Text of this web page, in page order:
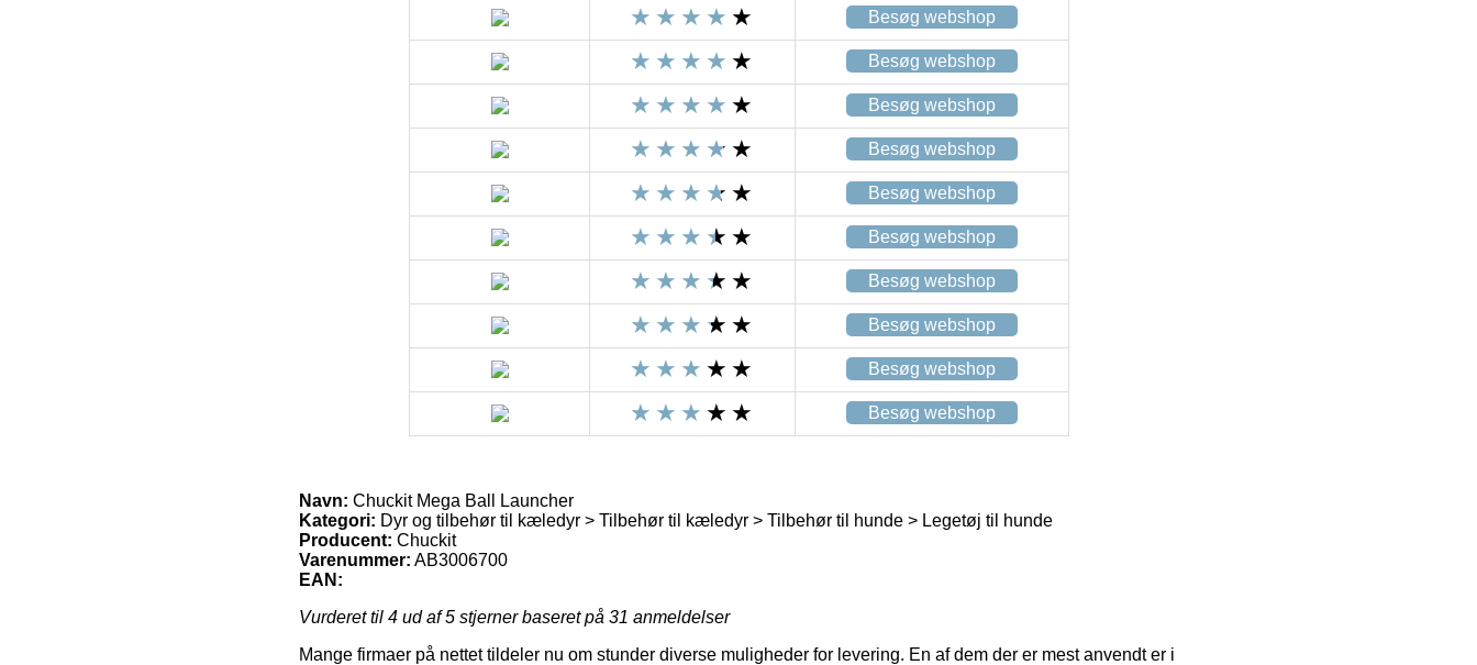
Besøg webshop
Besøg webshop
Besøg webshop
Besøg webshop
Besøg webshop
Besøg webshop
Besøg webshop
Besøg webshop
Besøg webshop
Besøg webshop
Navn: Chuckit Mega Ball Launcher
Kategori: Dyr og tilbehør til kæledyr > Tilbehør til kæledyr > Tilbehør til hunde > Legetøj til hunde
Producent: Chuckit
Varenummer: AB3006700
EAN:
Vurderet til 4 ud af 5 stjerner baseret på 31 anmeldelser
Mange firmaer på nettet tildeler nu om stunder diverse muligheder for levering. En af dem der er mest anvendt er i